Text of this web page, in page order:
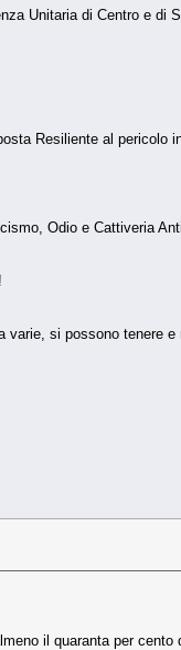
Unitaria di Centro e di
Resiliente al pericolo
Odio e Cattiveria
si possono tenere
il quaranta per cento